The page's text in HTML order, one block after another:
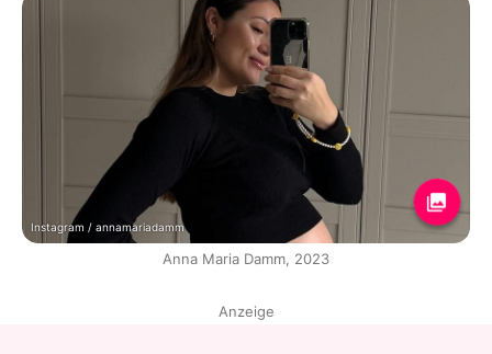
Instagram / annamariadamm
Anna Maria Damm, 2023
Anzeige